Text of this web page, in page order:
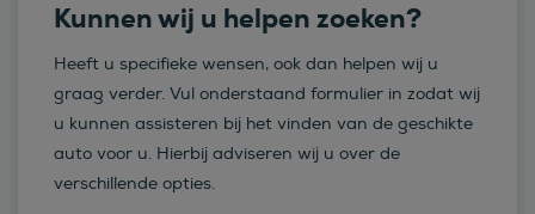
Kunnen wij u helpen zoeken?
Heeft u specifieke wensen, ook dan helpen wij u
graag verder. Vul onderstaand formulier in zodat wij
u kunnen assisteren bij het vinden van de geschikte
auto voor u. Hierbij adviseren wij u over de
verschillende opties.